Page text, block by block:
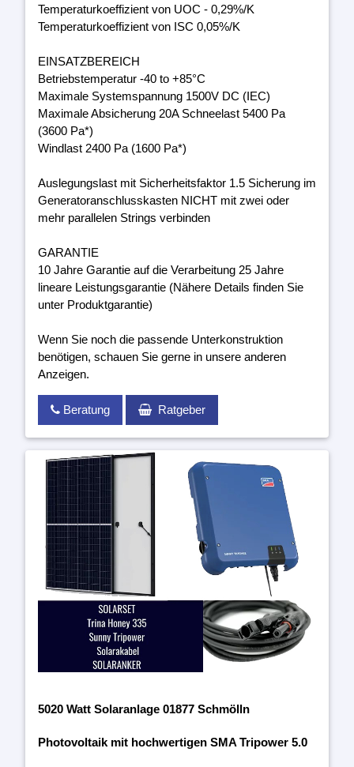
Temperaturkoeffizient von UOC - 0,29%/K
Temperaturkoeffizient von ISC 0,05%/K
EINSATZBEREICH
Betriebstemperatur -40 to +85°C
Maximale Systemspannung 1500V DC (IEC)
Maximale Absicherung 20A Schneelast 5400 Pa
(3600 Pa*)
Windlast 2400 Pa (1600 Pa*)
Auslegungslast mit Sicherheitsfaktor 1.5 Sicherung im
Generatoranschlusskasten NICHT mit zwei oder
mehr parallelen Strings verbinden
GARANTIE
10 Jahre Garantie auf die Verarbeitung 25 Jahre
lineare Leistungsgarantie (Nähere Details finden Sie
unter Produktgarantie)
Wenn Sie noch die passende Unterkonstruktion
benötigen, schauen Sie gerne in unsere anderen
Anzeigen.
Beratung Ratgeber
5020 Watt Solaranlage 01877 Schmölln
Photovoltaik mit hochwertigen SMA Tripower 5.0